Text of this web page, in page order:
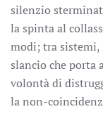
silenzio
la spinta al
modi; tra sistemi,
slancio che porta
volontà di
la non-